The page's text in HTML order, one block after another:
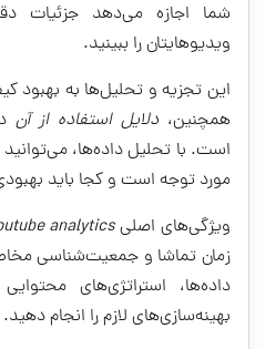
شما اجازه می‌دهد جزئیات
ویدیوهایتان را ببینید.
این تجزیه و تحلیل‌ها به بهبود
همچنین، دلایل استفاده از آن
است. با تحلیل داده‌ها،
مورد توجه است و کجا باید
ویژگی‌های اصلیanalytics
زمان تماشا و جمعیت‌شناسی
داده‌ها، استراتژی‌های
بهینه‌سازی‌های لازم را انجام دهید.